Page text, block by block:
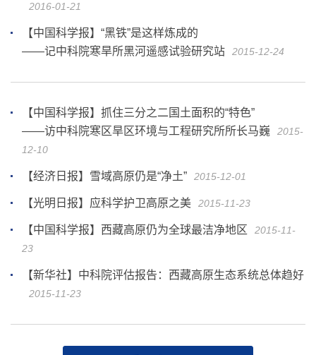
2016-01-21
【中国科学报】“黑铁”是这样炼成的
——记中科院寒旱所黑河遥感试验研究站
2015-12-24
【中国科学报】抓住三分之二国土面积的“特色”
——访中科院寒区旱区环境与工程研究所所长马巍
2015-
12-10
【经济日报】雪域高原仍是“净土” 2015-12-01
【光明日报】应科学护卫高原之美 2015-11-23
【中国科学报】西藏高原仍为全球最洁净地区
2015-11-
23
【新华社】中科院评估报告：西藏高原生态系统总体趋好
2015-11-23